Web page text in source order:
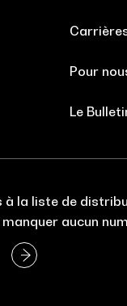
Pour
Le
à la liste de
aucun